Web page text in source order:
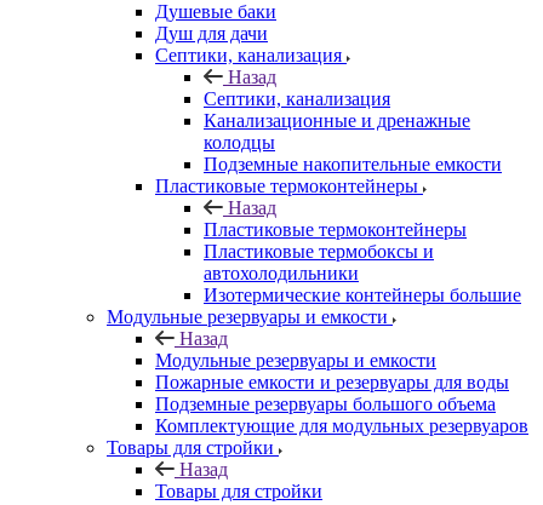
Душевые баки
Душ для дачи
Септики, канализация
Назад
Септики, канализация
Канализационные и дренажные
колодцы
Подземные накопительные емкости
Пластиковые термоконтейнеры
Назад
Пластиковые термоконтейнеры
Пластиковые термобоксы и
автохолодильники
Изотермические контейнеры большие
Модульные резервуары и емкости
Назад
Модульные резервуары и емкости
Пожарные емкости и резервуары для воды
Подземные резервуары большого объема
Комплектующие для модульных резервуаров
Товары для стройки
Назад
Товары для стройки